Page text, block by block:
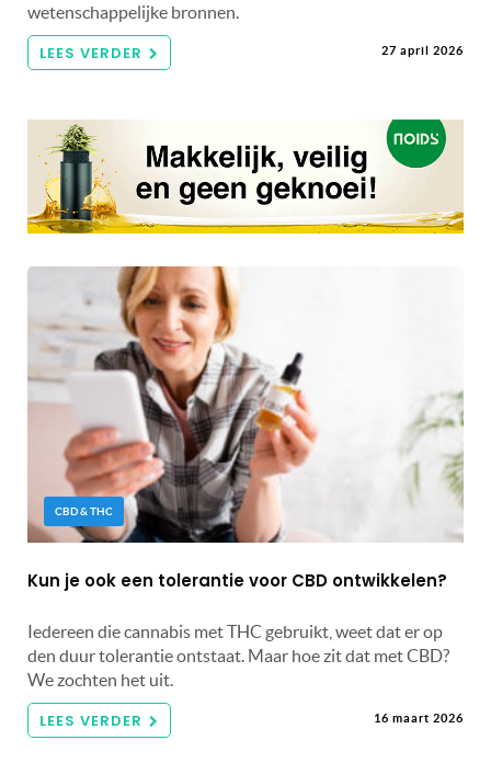
wetenschappelijke bronnen.
LEES VERDER 27 april 2026
CBD & THC
Kun je ook een tolerantie voor CBD ontwikkelen?
Iedereen die cannabis met THC gebruikt, weet dat er op
den duur tolerantie ontstaat. Maar hoe zit dat met CBD?
We zochten het uit.
LEES VERDER 16 maart 2026